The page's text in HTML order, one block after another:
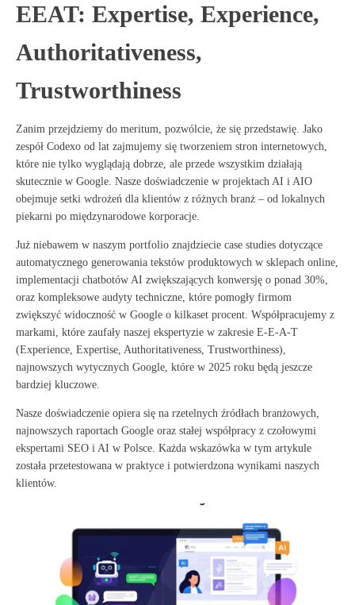
EEAT: Expertise, Experience,
Authoritativeness,
Trustworthiness
Zanim przejdziemy do meritum, pozwólcie, że się przedstawię. Jako
zespół Codexo od lat zajmujemy się tworzeniem stron internetowych,
które nie tylko wyglądają dobrze, ale przede wszystkim działają
skutecznie w Google. Nasze doświadczenie w projektach AI i AIO
obejmuje setki wdrożeń dla klientów z różnych branż – od lokalnych
piekarni po międzynarodowe korporacje.
Już niebawem w naszym portfolio znajdziecie case studies dotyczące
automatycznego generowania tekstów produktowych w sklepach online,
implementacji chatbotów AI zwiększających konwersję o ponad 30%,
oraz kompleksowe audyty techniczne, które pomogły firmom
zwiększyć widoczność w Google o kilkaset procent. Współpracujemy z
markami, które zaufały naszej ekspertyzie w zakresie E-E-A-T
(Experience, Expertise, Authoritativeness, Trustworthiness),
najnowszych wytycznych Google, które w 2025 roku będą jeszcze
bardziej kluczowe.
Nasze doświadczenie opiera się na rzetelnych źródłach branżowych,
najnowszych raportach Google oraz stałej współpracy z czołowymi
ekspertami SEO i AI w Polsce. Każda wskazówka w tym artykule
została przetestowana w praktyce i potwierdzona wynikami naszych
klientów.